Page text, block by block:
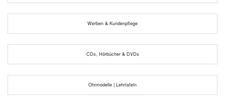
Werben & Kundenpflege
CDs, Hörbücher & DVDs
Ohrmodelle | Lehrtafeln